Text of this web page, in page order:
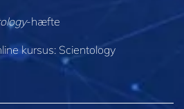
-hæfte
kursus: Scientology